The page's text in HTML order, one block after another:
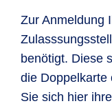
Zur Anmeldung
benötigt. Diese
die Doppelkarte
Sie sich hier